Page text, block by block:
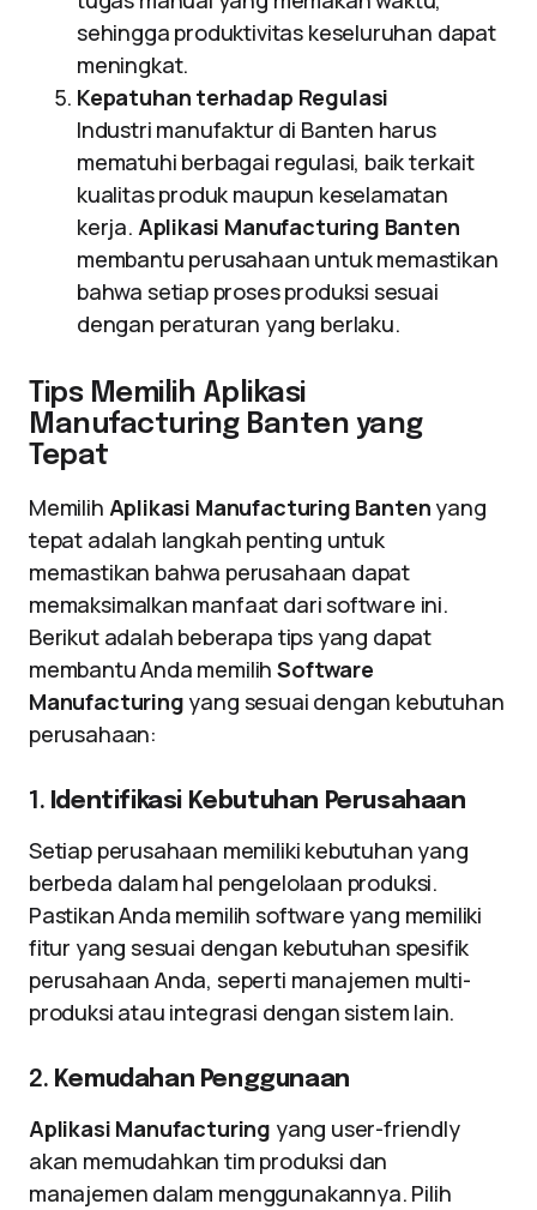
sehingga produktivitas keseluruhan dapat
meningkat.
Kepatuhan terhadap Regulasi
Industri manufaktur di Banten harus
mematuhi berbagai regulasi, baik terkait
kualitas produk maupun keselamatan
kerja. Aplikasi Manufacturing Banten
membantu perusahaan untuk memastikan
bahwa setiap proses produksi sesuai
dengan peraturan yang berlaku.
Tips Memilih Aplikasi
Manufacturing Banten yang
Tepat
Memilih Aplikasi Manufacturing Banten yang
tepat adalah langkah penting untuk
memastikan bahwa perusahaan dapat
memaksimalkan manfaat dari software ini.
Berikut adalah beberapa tips yang dapat
membantu Anda memilihSoftware
Manufacturing yang sesuai dengan kebutuhan
perusahaan:
1. Identifikasi Kebutuhan Perusahaan
Setiap perusahaan memiliki kebutuhan yang
berbeda dalam hal pengelolaan produksi.
Pastikan Anda memilih software yang memiliki
fitur yang sesuai dengan kebutuhan spesifik
perusahaan Anda, seperti manajemen multi-
produksi atau integrasi dengan sistem lain.
2. Kemudahan Penggunaan
Aplikasi Manufacturing yang user-friendly
akan memudahkan tim produksi dan
manajemen dalam menggunakannya. Pilih